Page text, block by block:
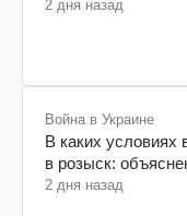
2 дня назад
Война в Украине
В каких условиях
в розыск:
2 дня назад